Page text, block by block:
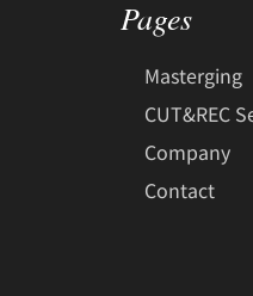
Pages
Masterging
CUT&REC
Company
Contact